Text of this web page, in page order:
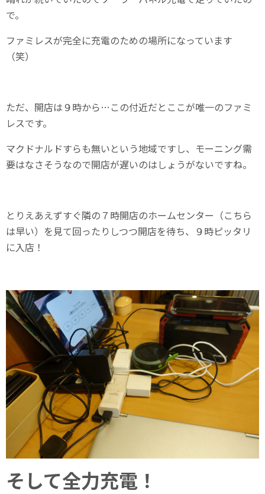
で。
ファミレスが完全に充電のための場所になっています
（笑）
ただ、開店は９時から…この付近だとここが唯一のファミ
レスです。
マクドナルドすらも無いという地域ですし、モーニング需
要はなさそうなので開店が遅いのはしょうがないですね。
とりえあえずすぐ隣の７時開店のホームセンター（こちら
は早い）を見て回ったりしつつ開店を待ち、９時ピッタリ
に入店！
そして全力充電！